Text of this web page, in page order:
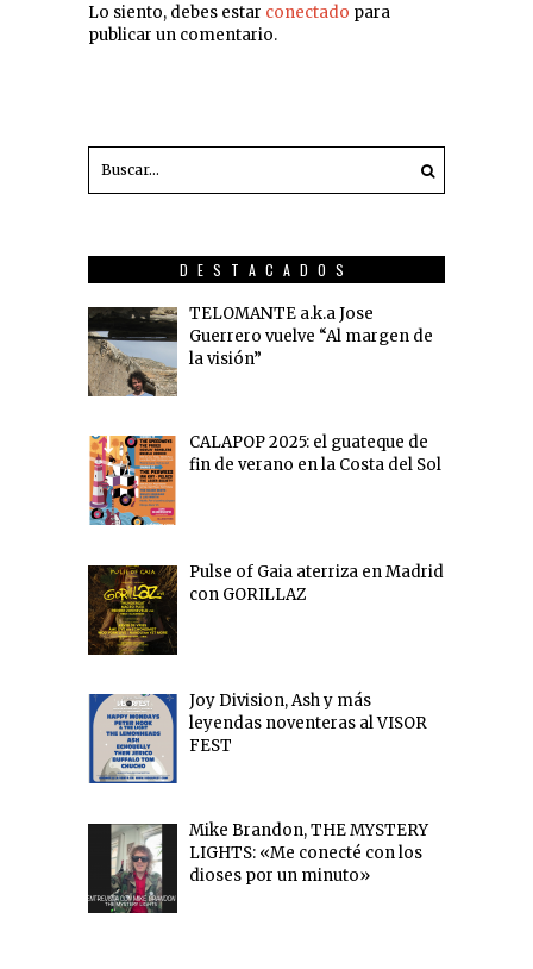
Lo siento, debes estar conectado para
publicar un comentario.
DESTACADOS
TELOMANTE a.k.a Jose
Guerrero vuelve “Al margen de
la visión”
CALAPOP 2025: el guateque de
fin de verano en la Costa del Sol
Pulse of Gaia aterriza en Madrid
con GORILLAZ
Joy Division, Ash y más
leyendas noventeras al VISOR
FEST
Mike Brandon, THE MYSTERY
LIGHTS: «Me conecté con los
dioses por un minuto»